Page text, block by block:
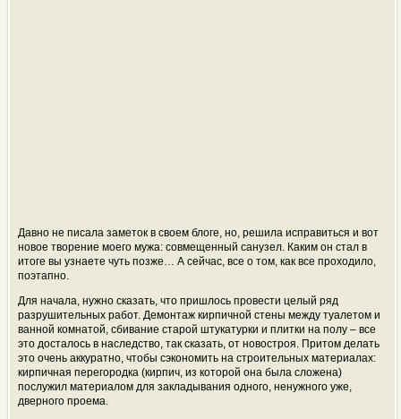
Давно не писала заметок в своем блоге, но, решила исправиться и вот
новое творение моего мужа: совмещенный санузел. Каким он стал в
итоге вы узнаете чуть позже… А сейчас, все о том, как все проходило,
поэтапно.
Для начала, нужно сказать, что пришлось провести целый ряд
разрушительных работ. Демонтаж кирпичной стены между туалетом и
ванной комнатой, сбивание старой штукатурки и плитки на полу – все
это досталось в наследство, так сказать, от новостроя. Притом делать
это очень аккуратно, чтобы сэкономить на строительных материалах:
кирпичная перегородка (кирпич, из которой она была сложена)
послужил материалом для закладывания одного, ненужного уже,
дверного проема.